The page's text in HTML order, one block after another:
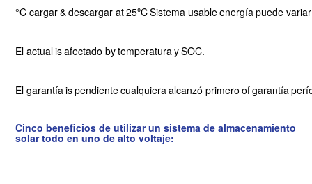
°C cargar& descargar at25ºCSistema usableenergía puede variar
El actualisafectado bytemperatura ySOC.
El garantía ispendientecualquiera alcanzó primero ofgarantía
Cinco beneficios de utilizar un sistema de almacenamiento
solar todo en uno de alto voltaje: